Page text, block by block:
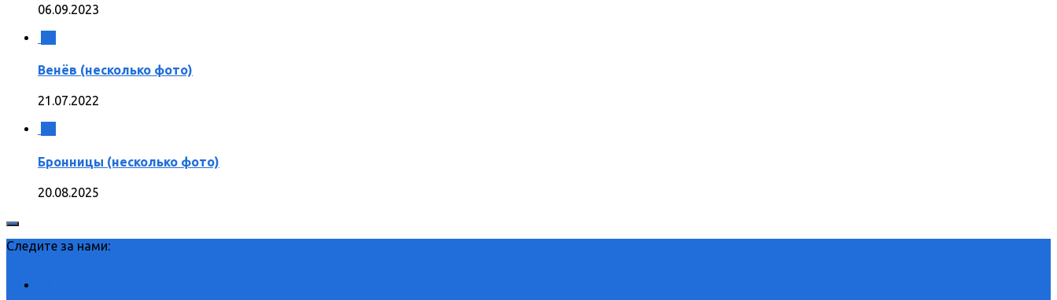
06.09.2023
Венёв (несколько фото)
21.07.2022
Бронницы (несколько фото)
20.08.2025
Следите за нами: